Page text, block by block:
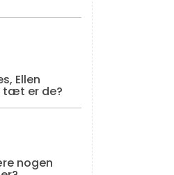
Ellen
tæt er de?
nogen